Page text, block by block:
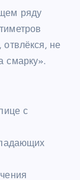
ряду
не
смарку».
с